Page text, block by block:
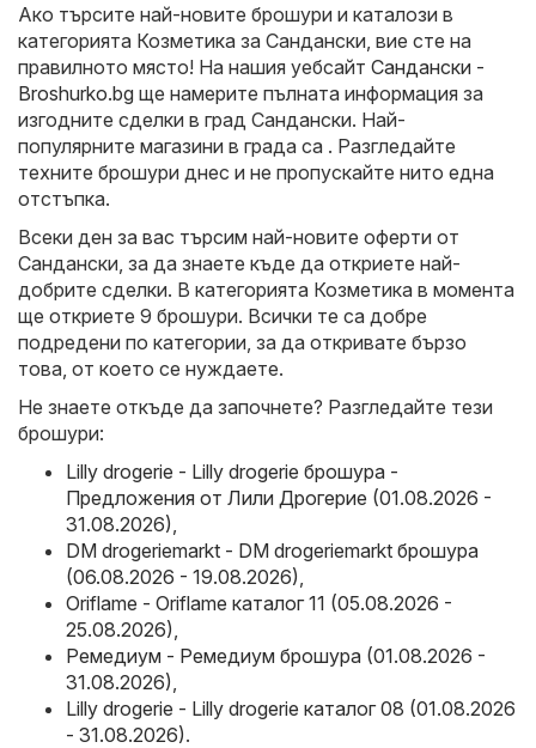
Ако търсите най-новите брошури и каталози в
категорията Козметика за Сандански, вие сте на
правилното място! На нашия уебсайт Сандански -
Broshurko.bg ще намерите пълната информация за
изгодните сделки в град Сандански. Най-
популярните магазини в града са . Разгледайте
техните брошури днес и не пропускайте нито една
отстъпка.
Всеки ден за вас търсим най-новите оферти от
Сандански, за да знаете къде да откриете най-
добрите сделки. В категорията Козметика в момента
ще откриете 9 брошури. Всички те са добре
подредени по категории, за да откривате бързо
това, от което се нуждаете.
Не знаете откъде да започнете? Разгледайте тези
брошури:
Lilly drogerie - Lilly drogerie брошура -
Предложения от Лили Дрогерие (01.08.2026 -
31.08.2026)
DM drogeriemarkt - DM drogeriemarkt брошура
(06.08.2026 - 19.08.2026)
Oriflame - Oriflame каталог 11 (05.08.2026 -
25.08.2026)
Ремедиум - Ремедиум брошура (01.08.2026 -
31.08.2026)
Lilly drogerie - Lilly drogerie каталог 08 (01.08.2026
- 31.08.2026).